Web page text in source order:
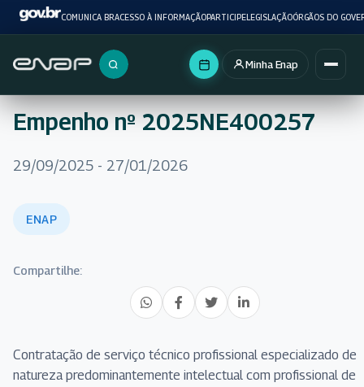
COMUNICA BRACESSO À INFORMAÇÃOPARTICIPELEGISLAÇÃOÓRGÃOS DO
Buscar no portal
Minha Enap
Empenho nº 2025NE400257
29/09/2025 - 27/01/2026
ENAP
Compartilhe:
Contratação de serviço técnico profissional especializado de
natureza predominantemente intelectual com profissional de